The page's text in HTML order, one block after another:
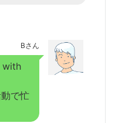
Bさん
with
で忙